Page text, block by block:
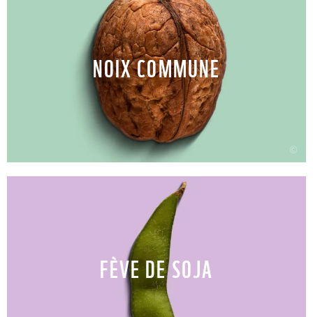
©
NOIX COMMUNE
FÈVE DE SOJA